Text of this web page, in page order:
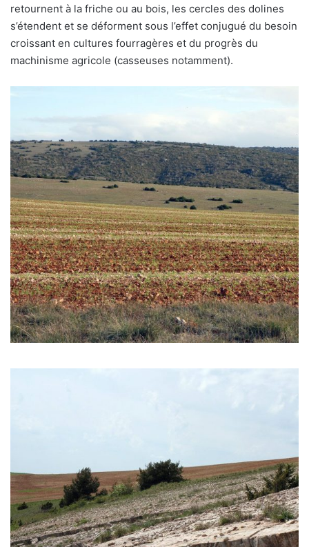
retournent à la friche ou au bois, les cercles des dolines
s’étendent et se déforment sous l’effet conjugué du besoin
croissant en cultures fourragères et du progrès du
machinisme agricole (casseuses notamment).